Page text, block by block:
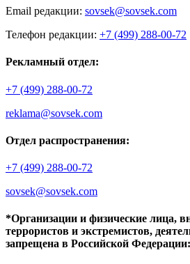
Email редакции: sovsek@sovsek.com
Телефон редакции: +7 (499) 288-00-72
Рекламный отдел:
+7 (499) 288-00-72
reklama@sovsek.com
Отдел распространения:
+7 (499) 288-00-72
sovsek@sovsek.com
*Организации и физические лица,
террористов и экстремистов,
запрещена в Российской Федерации: